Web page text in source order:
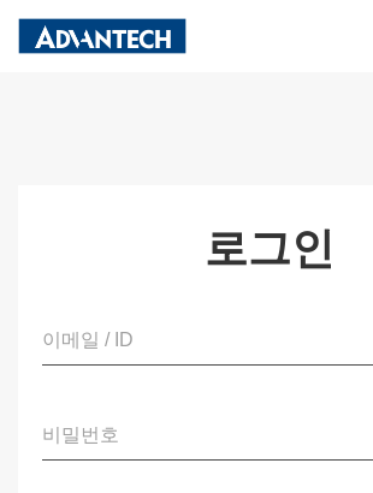
로그인
이메일 / ID
비밀번호